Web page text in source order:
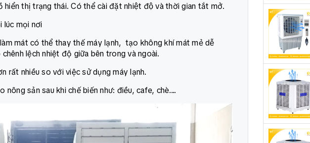
thị trạng thái. Có thể cài đặt nhiệt độ và thời gian tắt mở.
lúc mọi nơi
mát có thể thay thế máy lạnh, tạo không khí mát mẻ dễ
lệch nhiệt độ giữa bên trong và ngoài.
rất nhiều so với việc sử dụng máy lạnh.
sản sau khi chế biến như: điều, cafe, chè....